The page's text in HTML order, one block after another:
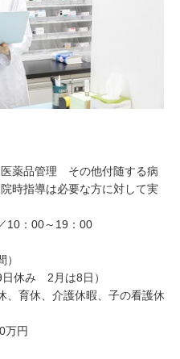
薬品管理 その他付随する病
指導は必要な方に対して実
10：00～19：00
休み 2月は8日）
育休、介護休暇、子の看護休
円